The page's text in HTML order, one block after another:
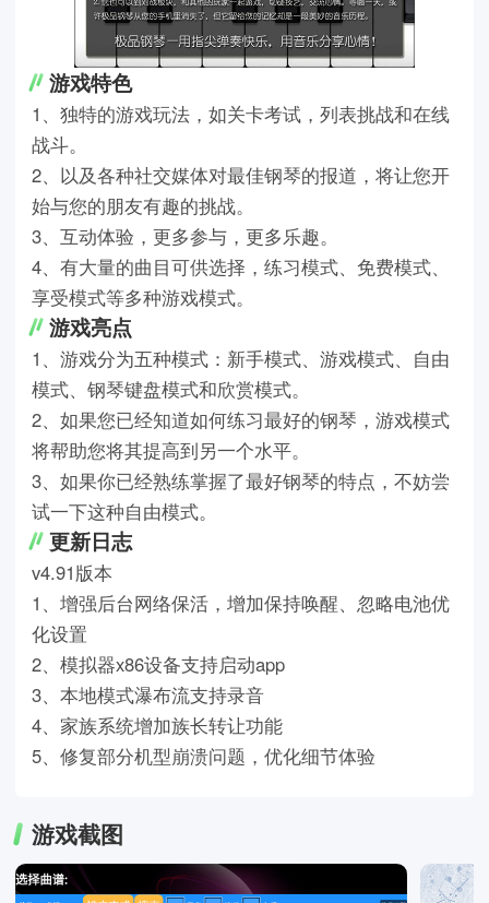
游戏特色
1、独特的游戏玩法，如关卡考试，列表挑战和在线
战斗。
2、以及各种社交媒体对最佳钢琴的报道，将让您开
始与您的朋友有趣的挑战。
3、互动体验，更多参与，更多乐趣。
4、有大量的曲目可供选择，练习模式、免费模式、
享受模式等多种游戏模式。
游戏亮点
1、游戏分为五种模式：新手模式、游戏模式、自由
模式、钢琴键盘模式和欣赏模式。
2、如果您已经知道如何练习最好的钢琴，游戏模式
将帮助您将其提高到另一个水平。
3、如果你已经熟练掌握了最好钢琴的特点，不妨尝
试一下这种自由模式。
更新日志
v4.91版本
1、增强后台网络保活，增加保持唤醒、忽略电池优
化设置
2、模拟器x86设备支持启动app
3、本地模式瀑布流支持录音
4、家族系统增加族长转让功能
5、修复部分机型崩溃问题，优化细节体验
游戏截图